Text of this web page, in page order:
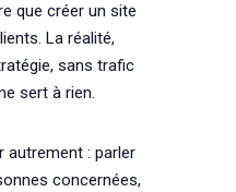
que créer un site
La réalité,
sans trafic
sert à rien.
autrement : parler
concernées,